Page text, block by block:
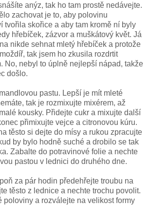
anýz, tak ho tam prostě nedávejte.
zachovat je to, aby polovinu
tvořila skořice a aby tam kromě ní byly
hřebíček, zázvor a muškátový květ. Já
nikde sehnat mletý hřebíček a protože
tak jsem ho zkusila rozdrtit
No, nebyl to úplně nejlepší nápad, takže
došlo.
pastu. Lepší je mít mleté
tak je rozmixujte mixérem, až
kousky. Přidejte cukr a mixujte další
přimixujte vejce a citronovou kúru.
těsto si dejte do mísy a rukou zpracujte
by bylo hodně suché a drobilo se tak
Zabalte do potravinové folie a nechte
pastou v lednici do druhého dne.
za pár hodin předehřejte troubu na
těsto z lednice a nechte trochu povolit.
poloviny a rozválejte na velikost formy